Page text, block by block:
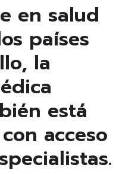
en salud
países
la
está
acceso